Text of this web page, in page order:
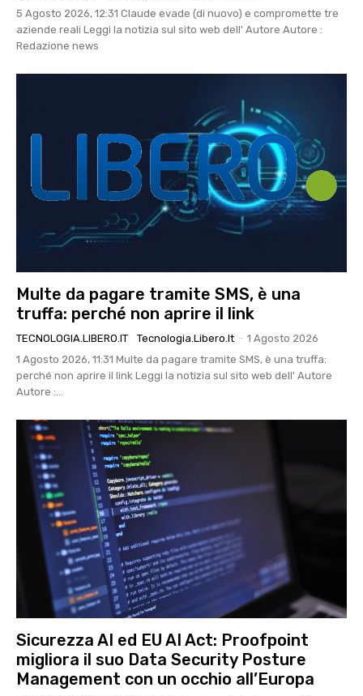
5 Agosto 2026, 12:31 Claude evade (di nuovo) e compromette tre
aziende reali Leggi la notizia sul sito web dell' Autore Autore :
Redazione news
Multe da pagare tramite SMS, è una
truffa: perché non aprire il link
TECNOLOGIA.LIBERO.IT Tecnologia.libero.it - 1 Agosto 2026
1 Agosto 2026, 11:31 Multe da pagare tramite SMS, è una truffa:
perché non aprire il link Leggi la notizia sul sito web dell' Autore
Autore :...
Sicurezza AI ed EU AI Act: Proofpoint
migliora il suo Data Security Posture
Management con un occhio all’Europa